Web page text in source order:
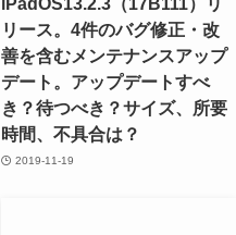
リース。4件のバグ修正・改
善を含むメンテナンスアップ
デート。アップデートすべ
き？待つべき？サイズ、所要
時間、不具合は？
2019-11-19